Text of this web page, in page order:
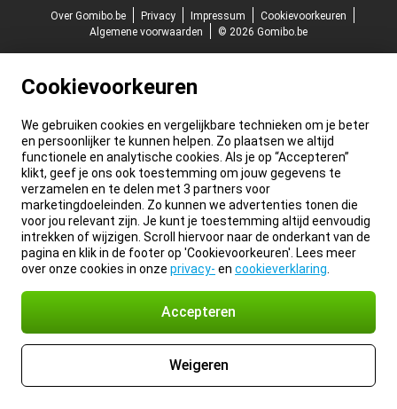
Over Gomibo.be
Privacy Impressum
Cookievoorkeuren
Algemene voorwaarden
© 2026 Gomibo.be
Cookievoorkeuren
We gebruiken cookies en vergelijkbare technieken om je beter
en persoonlijker te kunnen helpen. Zo plaatsen we altijd
functionele en analytische cookies. Als je op “Accepteren”
klikt, geef je ons ook toestemming om jouw gegevens te
verzamelen en te delen met 3 partners voor
marketingdoeleinden. Zo kunnen we advertenties tonen die
voor jou relevant zijn. Je kunt je toestemming altijd eenvoudig
intrekken of wijzigen. Scroll hiervoor naar de onderkant van de
pagina en klik in de footer op 'Cookievoorkeuren'. Lees meer
over onze cookies in onze privacy- en cookieverklaring
Accepteren
Weigeren